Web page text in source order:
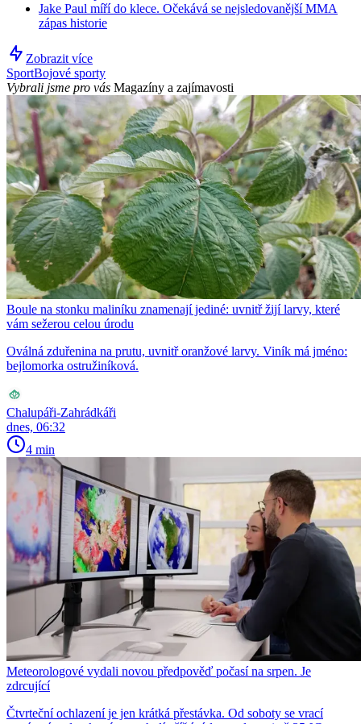
Jake Paul míří do klece. Očekává se nejsledovanější MMA
zápas historie
Zobrazit více
SportBojové sporty
Vybrali jsme pro vás Magazíny a zajímavosti
Boule na stonku maliníku znamenají jediné: uvnitř žijí larvy, které
vám sežerou celou úrodu
Oválná zduřenina na prutu, uvnitř oranžové larvy. Viník má jméno:
bejlomorka ostružiníková.
Chalupáři-Zahrádkáři
dnes, 06:32
4 min
Meteorologové vydali novou předpověď počasí na srpen. Je
zdrcující
Čtvrteční ochlazení je jen krátká přestávka. Od soboty se vrací